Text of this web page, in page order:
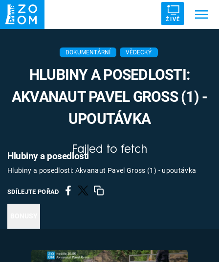
ŽIVĚ
ZRÁDCI UFO DRUHÁ SVĚTOVÁ VÁLKA
ZÁHADY VETŘELCI DÁVNOVĚKU
Témata
TV Program
Časopis
Sledujte prima+
DOKUMENTÁRNÍ VĚDECKÝ
HLUBINY A POSEDLOSTI:
AKVANAUT PAVEL GROSS (1) -
UPOUTÁVKA
Failed to fetch
Hlubiny a posedlosti: Akvanaut Pavel Gross (1) - upoutávka
SDÍLEJTE POŘAD
Hlubiny a posedlosti